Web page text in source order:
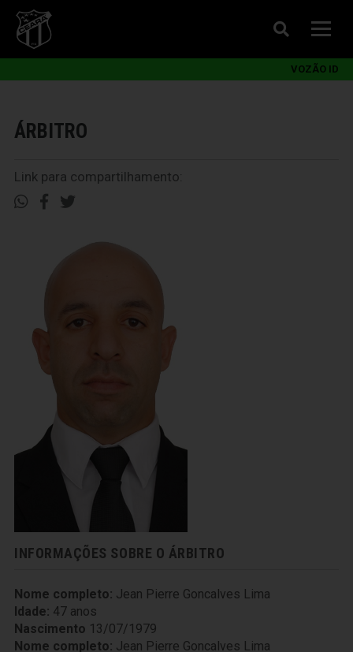
VOZÃO ID
ÁRBITRO
Link para compartilhamento:
INFORMAÇÕES SOBRE O ÁRBITRO
Nome completo: Jean Pierre Goncalves Lima
Idade: 47 anos
Nascimento 13/07/1979
Nome completo: Jean Pierre Goncalves Lima